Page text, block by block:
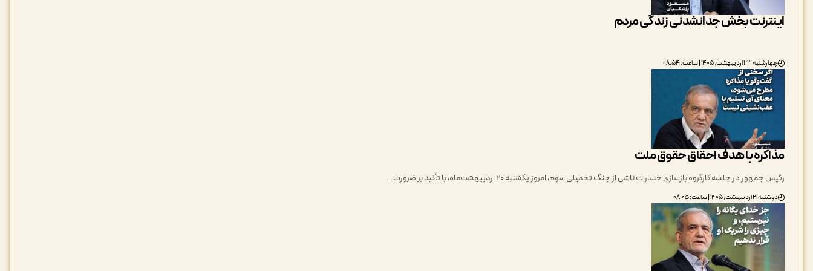
اینترنت بخش جدانشدنی زندگی مردم
چهارشنبه ۲۳ اردیبهشت, ۱۴۰۵ | ساعت: ۰۸:۵۴
مذاکره‌ با هدف احقاق حقوق ملت
رئیس جمهور در جلسه کارگروه بازسازی خسارات ناشی از جنگ تحمیلی سوم، امروز یکشنبه 20 اردیبهشت‌ماه، با تأکید بر ضرورت…
دوشنبه ۲۱ اردیبهشت, ۱۴۰۵ | ساعت: ۰۸:۰۵